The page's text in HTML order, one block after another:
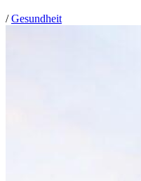
/Gesundheit